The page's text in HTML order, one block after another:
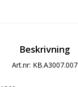
Beskrivning
Art.nr: KB.A3007.007